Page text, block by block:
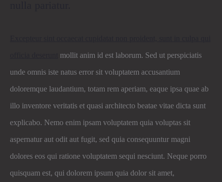
mollit anim id est laborum. Sed ut perspiciatis
unde omnis iste natus error sit voluptatem accusantium
doloremque laudantium, totam rem aperiam, eaque ipsa quae ab
illo inventore veritatis et quasi architecto beatae vitae dicta sunt
explicabo. Nemo enim ipsam voluptatem quia voluptas sit
aspernatur aut odit aut fugit, sed quia consequuntur magni
dolores eos qui ratione voluptatem sequi nesciunt. Neque porro
quisquam est, qui dolorem ipsum quia dolor sit amet,